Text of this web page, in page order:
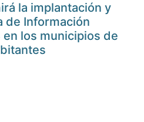
la implantación y
de Información
en los municipios de